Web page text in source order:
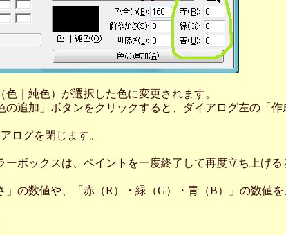
｜純色）が選択した色に変更されます。
の追加」ボタンをクリックすると、ダイアログ左の「作
ログを閉じます。
ーボックスは、ペイントを一度終了して再度立ち上げ
」の数値や、「赤（R）・緑（G）・青（B）」の数値